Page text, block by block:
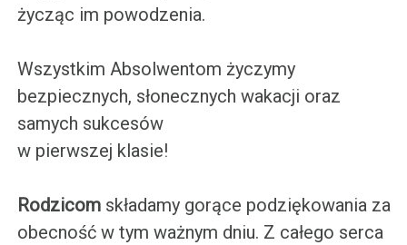
życząc im powodzenia.
Wszystkim Absolwentom życzymy
bezpiecznych, słonecznych wakacji oraz
samych sukcesów
w pierwszej klasie!
Rodzicom składamy gorące podziękowania za
obecność w tym ważnym dniu. Z całego serca